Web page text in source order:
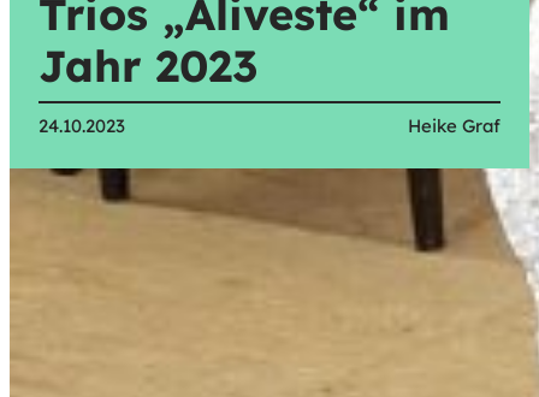
Trios „Aliveste“ im
Jahr 2023
24.10.2023 Heike Graf